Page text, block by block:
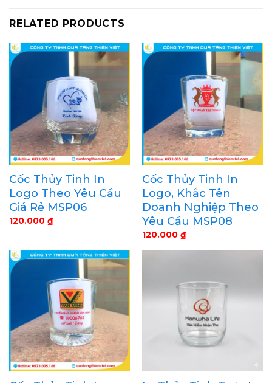
RELATED PRODUCTS
Cốc Thủy Tinh In
Logo Theo Yêu Cầu
Giá Rẻ MSP06
120.000 ₫
Cốc Thủy Tinh In
Logo, Khắc Tên
Doanh Nghiệp Theo
Yêu Cầu MSP08
120.000 ₫